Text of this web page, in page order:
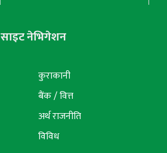
साइट नेभिगेशन
कुराकानी
बैंक / वित्त
अर्थ राजनीति
विविध